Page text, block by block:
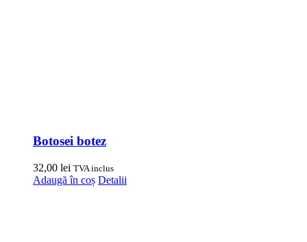
Botosei botez
32,00 lei TVA inclus
Adaugă în coș Detalii